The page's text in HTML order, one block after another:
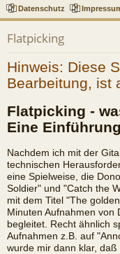
llzDatenschutz
Flatpicking
Hinweis: Diese
Bearbeitung, ist
Flatpicking -
Eine
Nachdem ich mit der
technischen
eine Spielweise, die
Soldier" und "Catch the
mit dem Titel "The
Minuten Aufnahmen von
begleitet. Recht ähnlich
Aufnahmen z.B. auf
wurde mir dann klar,